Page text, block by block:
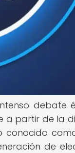
debate
a partir de la
de